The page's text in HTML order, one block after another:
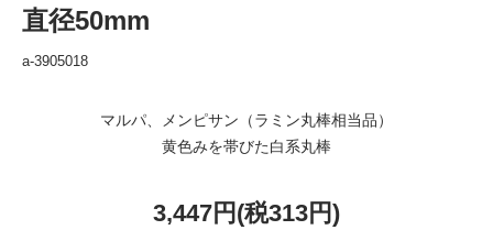
直径50mm
a-3905018
マルパ、メンピサン（ラミン丸棒相当品）
黄色みを帯びた白系丸棒
3,447円(税313円)